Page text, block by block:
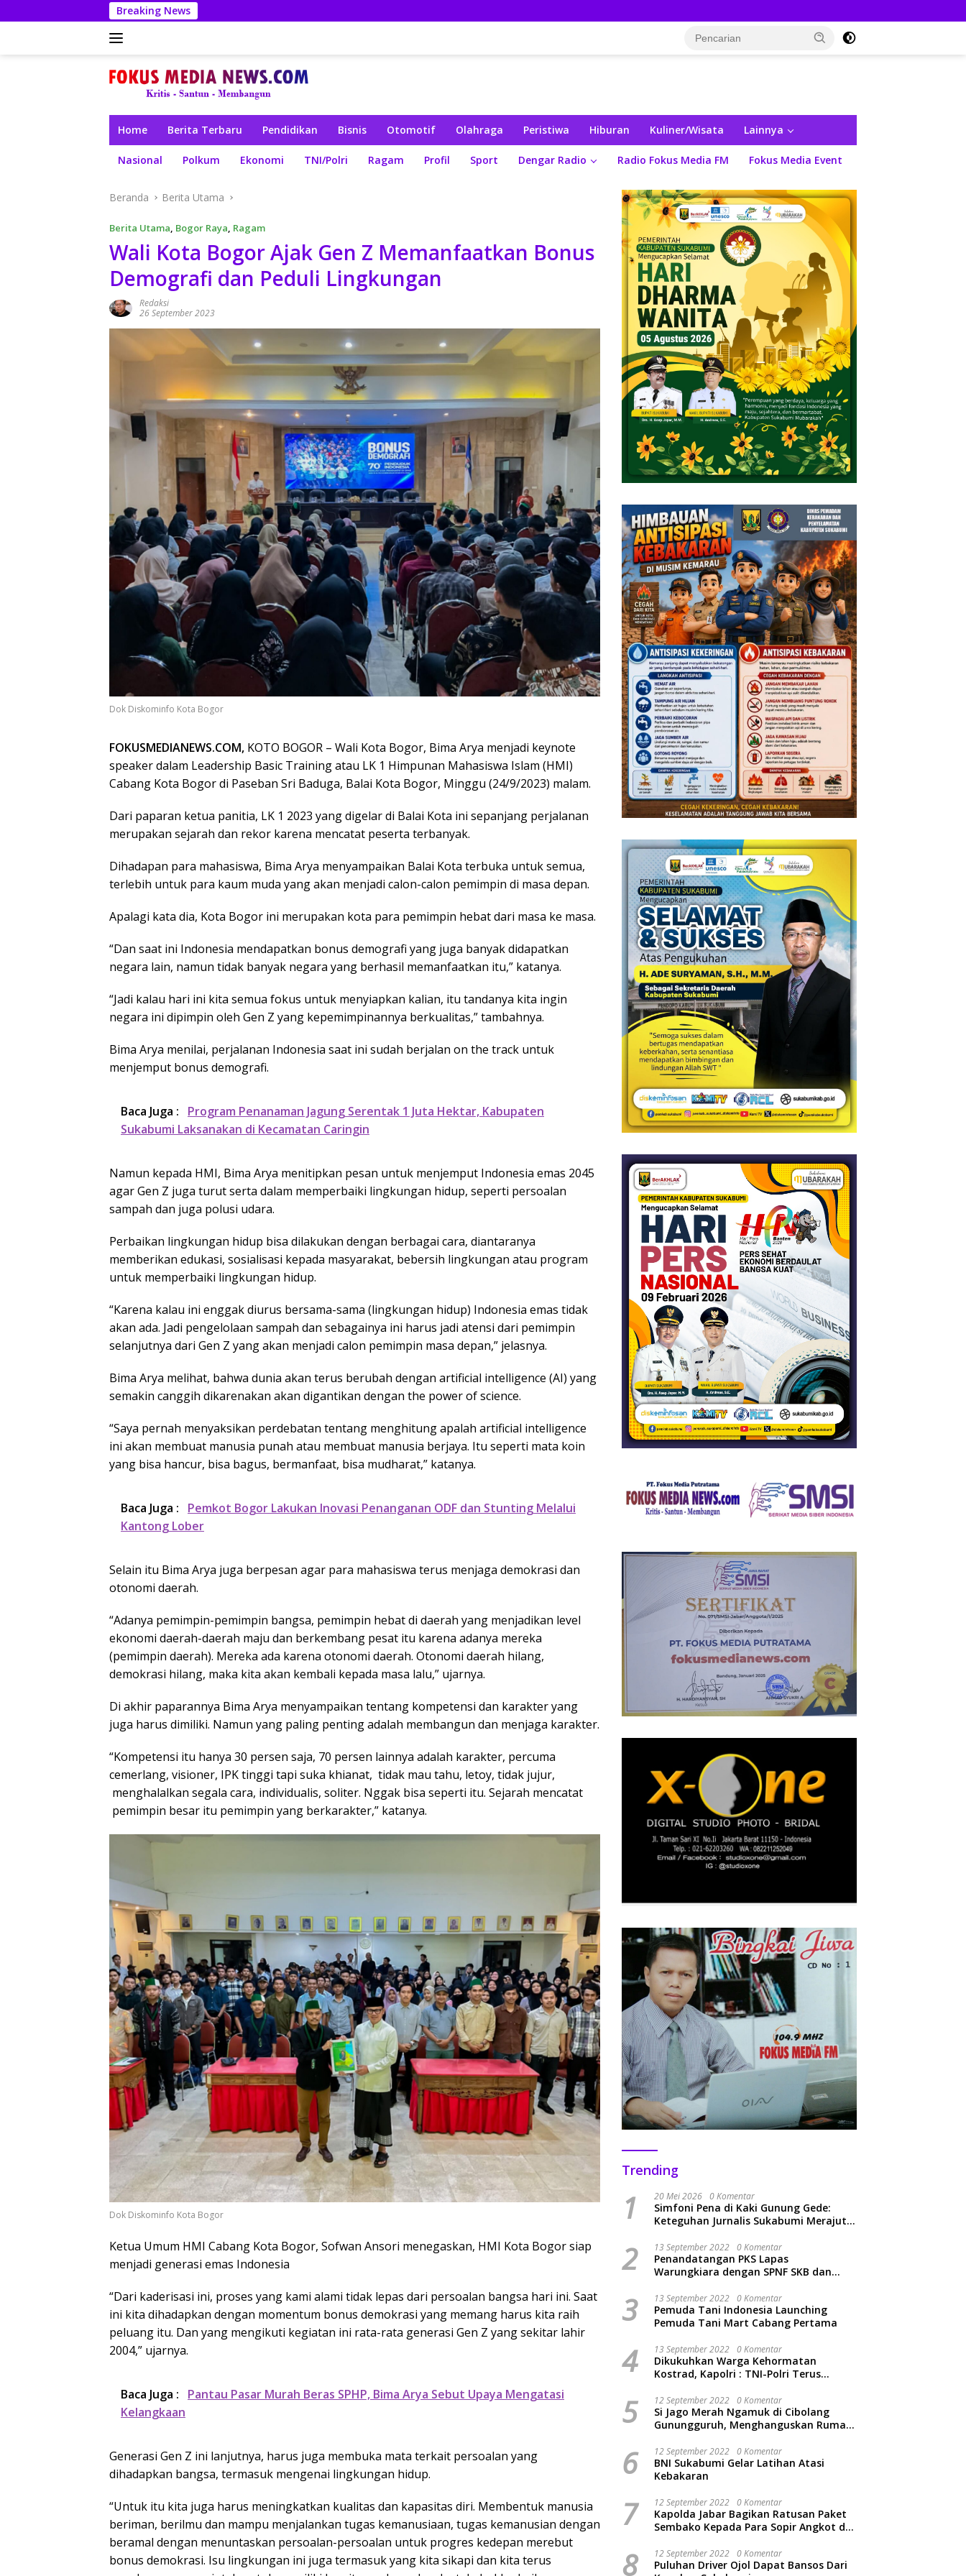
ke
Breaking News
Home Berita Terbaru Pendidikan Bisnis Otomotif Olahraga Peristiwa Hiburan Kuliner/Wisata Lainnya
Nasional Polkum Ekonomi TNI/Polri Ragam Profil Sport Dengar Radio Radio Fokus Media FM Fokus Media Event
Beranda Berita Utama
Berita Utama, Bogor Raya, Ragam
Wali Kota Bogor Ajak Gen Z Memanfaatkan Bonus
Demografi dan Peduli Lingkungan
Redaksi
26 September 2023
Dok Diskominfo Kota Bogor
FOKUSMEDIANEWS.COM, KOTO BOGOR – Wali Kota Bogor, Bima Arya menjadi keynote
speaker dalam Leadership Basic Training atau LK 1 Himpunan Mahasiswa Islam (HMI)
Cabang Kota Bogor di Paseban Sri Baduga, Balai Kota Bogor, Minggu (24/9/2023) malam.
Dari paparan ketua panitia, LK 1 2023 yang digelar di Balai Kota ini sepanjang perjalanan
merupakan sejarah dan rekor karena mencatat peserta terbanyak.
Dihadapan para mahasiswa, Bima Arya menyampaikan Balai Kota terbuka untuk semua,
terlebih untuk para kaum muda yang akan menjadi calon-calon pemimpin di masa depan.
Apalagi kata dia, Kota Bogor ini merupakan kota para pemimpin hebat dari masa ke masa.
“Dan saat ini Indonesia mendapatkan bonus demografi yang juga banyak didapatkan
negara lain, namun tidak banyak negara yang berhasil memanfaatkan itu,” katanya.
“Jadi kalau hari ini kita semua fokus untuk menyiapkan kalian, itu tandanya kita ingin
negara ini dipimpin oleh Gen Z yang kepemimpinannya berkualitas,” tambahnya.
Bima Arya menilai, perjalanan Indonesia saat ini sudah berjalan on the track untuk
menjemput bonus demografi.
Baca Juga :
Program Penanaman Jagung Serentak 1 Juta Hektar, Kabupaten
Sukabumi Laksanakan di Kecamatan Caringin
Namun kepada HMI, Bima Arya menitipkan pesan untuk menjemput Indonesia emas 2045
agar Gen Z juga turut serta dalam memperbaiki lingkungan hidup, seperti persoalan
sampah dan juga polusi udara.
Perbaikan lingkungan hidup bisa dilakukan dengan berbagai cara, diantaranya
memberikan edukasi, sosialisasi kepada masyarakat, bebersih lingkungan atau program
untuk memperbaiki lingkungan hidup.
“Karena kalau ini enggak diurus bersama-sama (lingkungan hidup) Indonesia emas tidak
akan ada. Jadi pengelolaan sampah dan sebagainya ini harus jadi atensi dari pemimpin
selanjutnya dari Gen Z yang akan menjadi calon pemimpin masa depan,” jelasnya.
Bima Arya melihat, bahwa dunia akan terus berubah dengan artificial intelligence (AI) yang
semakin canggih dikarenakan akan digantikan dengan the power of science.
“Saya pernah menyaksikan perdebatan tentang menghitung apalah artificial intelligence
ini akan membuat manusia punah atau membuat manusia berjaya. Itu seperti mata koin
yang bisa hancur, bisa bagus, bermanfaat, bisa mudharat,” katanya.
Baca Juga :
Pemkot Bogor Lakukan Inovasi Penanganan ODF dan Stunting Melalui
Kantong Lober
Selain itu Bima Arya juga berpesan agar para mahasiswa terus menjaga demokrasi dan
otonomi daerah.
“Adanya pemimpin-pemimpin bangsa, pemimpin hebat di daerah yang menjadikan level
ekonomi daerah-daerah maju dan berkembang pesat itu karena adanya mereka
(pemimpin daerah). Mereka ada karena otonomi daerah. Otonomi daerah hilang,
demokrasi hilang, maka kita akan kembali kepada masa lalu,” ujarnya.
Di akhir paparannya Bima Arya menyampaikan tentang kompetensi dan karakter yang
juga harus dimiliki. Namun yang paling penting adalah membangun dan menjaga karakter.
“Kompetensi itu hanya 30 persen saja, 70 persen lainnya adalah karakter, percuma
cemerlang, visioner, IPK tinggi tapi suka khianat, tidak mau tahu, letoy, tidak jujur,
menghalalkan segala cara, individualis, soliter. Nggak bisa seperti itu. Sejarah mencatat
pemimpin besar itu pemimpin yang berkarakter,” katanya.
Dok Diskominfo Kota Bogor
Ketua Umum HMI Cabang Kota Bogor, Sofwan Ansori menegaskan, HMI Kota Bogor siap
menjadi generasi emas Indonesia
“Dari kaderisasi ini, proses yang kami alami tidak lepas dari persoalan bangsa hari ini. Saat
ini kita dihadapkan dengan momentum bonus demokrasi yang memang harus kita raih
peluang itu. Dan yang mengikuti kegiatan ini rata-rata generasi Gen Z yang sekitar lahir
2004,” ujarnya.
Baca Juga :
Pantau Pasar Murah Beras SPHP, Bima Arya Sebut Upaya Mengatasi
Kelangkaan
Generasi Gen Z ini lanjutnya, harus juga membuka mata terkait persoalan yang
dihadapkan bangsa, termasuk mengenai lingkungan hidup.
“Untuk itu kita juga harus meningkatkan kualitas dan kapasitas diri. Membentuk manusia
beriman, berilmu dan mampu menjalankan tugas kemanusiaan, tugas kemanusian dengan
beramal dengan menuntaskan persoalan-persoalan untuk progres kedepan merebut
bonus demokrasi. Isu lingkungan ini juga termasuk yang kita sikapi dan kita terus
Trending
1 20 Mei 2026 0 Komentar
Simfoni Pena di Kaki Gunung Gede:
Keteguhan Jurnalis Sukabumi Merajut
2 13 September 2022 0 Komentar
Penandatangan PKS Lapas
Warungkiara dengan SPNF SKB dan
3 13 September 2022 0 Komentar
Pemuda Tani Indonesia Launching
Pemuda Tani Mart Cabang Pertama
4 13 September 2022 0 Komentar
Dikukuhkan Warga Kehormatan
Kostrad, Kapolri : TNI-Polri Terus
Rakyat Indonesia
5 12 September 2022 0 Komentar
Si Jago Merah Ngamuk di Cibolang
Gunungguruh, Menghanguskan Rumah
6 12 September 2022 0 Komentar
BNI Sukabumi Gelar Latihan Atasi
Kebakaran
7 12 September 2022 0 Komentar
Kapolda Jabar Bagikan Ratusan Paket
Sembako Kepada Para Sopir Angkot di
8 12 September 2022 0 Komentar
Puluhan Driver Ojol Dapat Bansos Dari